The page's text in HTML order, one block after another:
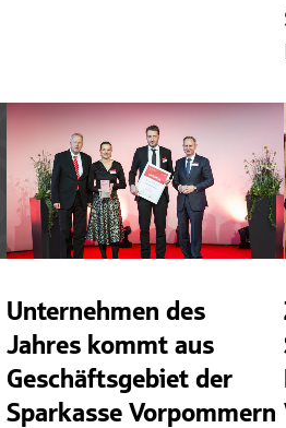
Unternehmen des
Jahres kommt aus
Geschäftsgebiet der
Sparkasse Vorpommern